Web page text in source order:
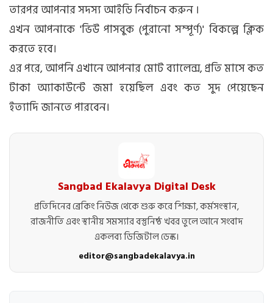
তারপর আপনার সদস্য আইডি নির্বাচন করুন ।
এখন আপনাকে 'ভিউ পাসবুক (পুরানো সম্পূর্ণ)' বিকল্পে ক্লিক
করতে হবে।
এর পরে, আপনি এখানে আপনার মোট ব্যালেন্স, প্রতি মাসে কত
টাকা অ্যাকাউন্টে জমা হয়েছিল এবং কত সুদ পেয়েছেন
ইত্যাদি জানতে পারবেন।
Sangbad Ekalavya Digital Desk
প্রতিদিনের ব্রেকিং নিউজ থেকে শুরু করে শিক্ষা, কর্মসংস্থান,
রাজনীতি এবং স্থানীয় সমস্যার বস্তুনিষ্ঠ খবর তুলে আনে সংবাদ
একলব্য ডিজিটাল ডেস্ক।
editor@sangbadekalavya.in